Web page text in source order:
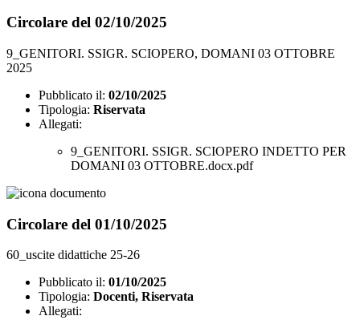
Circolare del 02/10/2025
9_GENITORI. SSIGR. SCIOPERO, DOMANI 03 OTTOBRE
2025
Pubblicato il: 02/10/2025
Tipologia: Riservata
Allegati:
9_GENITORI. SSIGR. SCIOPERO INDETTO PER
DOMANI 03 OTTOBRE.docx.pdf
Circolare del 01/10/2025
60_uscite didattiche 25-26
Pubblicato il: 01/10/2025
Tipologia: Docenti, Riservata
Allegati: